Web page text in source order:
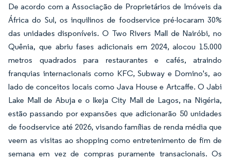
De acordo com a Associação de Proprietários de Imóveis da
África do Sul, os inquilinos de foodservice pré-locaram 30%
das unidades disponíveis. O Two Rivers Mall de Nairóbi, no
Quênia, que abriu fases adicionais em 2024, alocou 15.000
metros quadrados para restaurantes e cafés, atraindo
franquias internacionais como KFC, Subway e Domino's, ao
lado de conceitos locais como Java House e Artcaffe. O Jabi
Lake Mall de Abuja e o Ikeja City Mall de Lagos, na Nigéria,
estão passando por expansões que adicionarão 50 unidades
de foodservice até 2026, visando famílias de renda média que
veem as visitas ao shopping como entretenimento de fim de
semana em vez de compras puramente transacionais. Os